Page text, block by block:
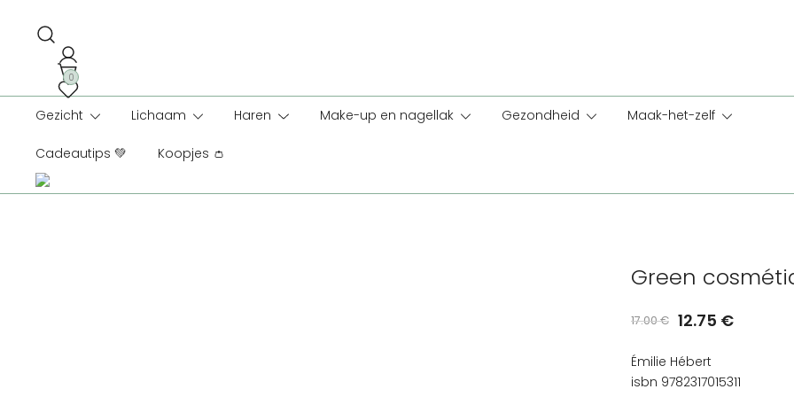
0
Gezicht Lichaam Haren Make-up en nagellak Gezondheid Maak-het-zelf
Cadeautips 💚 Koopjes 👛
Green
17.00€ Oorspronkelijke
was:
12.75 €Huidige
is:
Émilie Hébert
isbn 9782317015311